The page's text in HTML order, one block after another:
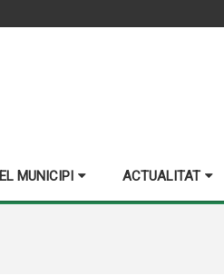
EL MUNICIPI ACTUALITAT